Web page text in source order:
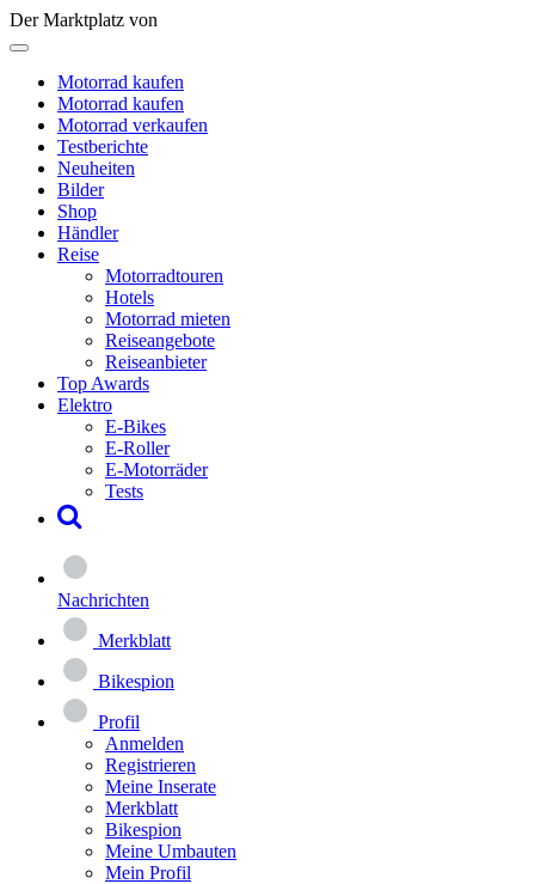
Der Marktplatz von
Motorrad kaufen
Motorrad kaufen
Motorrad verkaufen
Testberichte
Neuheiten
Bilder
Shop
Händler
Reise
Motorradtouren
Hotels
Motorrad mieten
Reiseangebote
Reiseanbieter
Top Awards
Elektro
E-Bikes
E-Roller
E-Motorräder
Tests
Nachrichten
Merkblatt
Bikespion
Profil
Anmelden
Registrieren
Meine Inserate
Merkblatt
Bikespion
Meine Umbauten
Mein Profil